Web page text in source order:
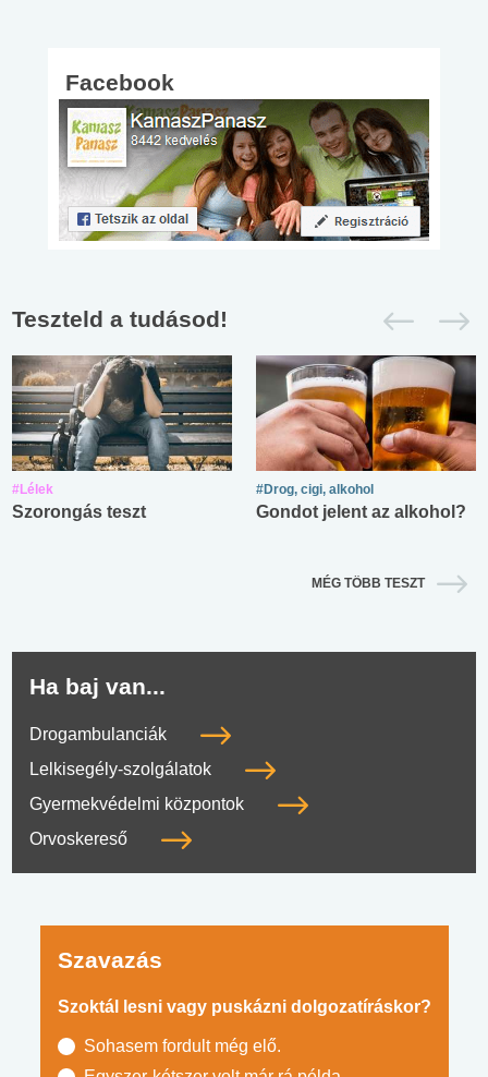
Facebook
Teszteld a tudásod!
#Lélek
Szorongás teszt
#Drog, cigi, alkohol
Gondot jelent az alkohol?
MÉG TÖBB TESZT
Ha baj van...
Drogambulanciák
Lelkisegély-szolgálatok
Gyermekvédelmi központok
Orvoskereső
Szavazás
Szoktál lesni vagy puskázni dolgozatíráskor?
Sohasem fordult még elő.